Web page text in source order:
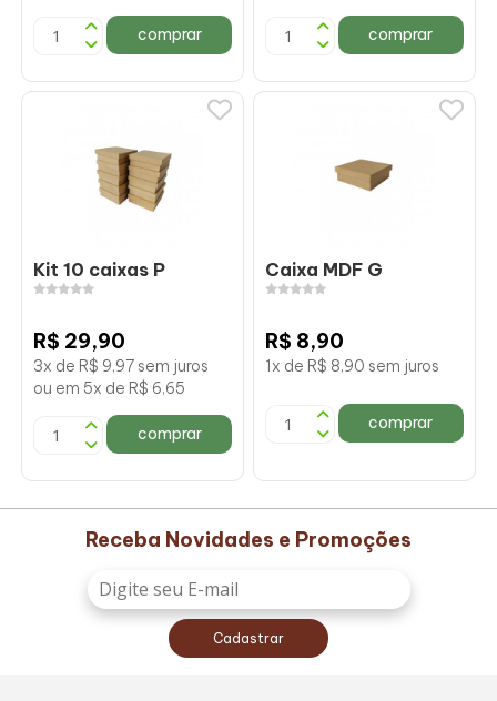
comprar comprar
Kit 10 caixas P
R$ 29,90
3x de R$ 9,97 sem juros
ou em 5x de R$ 6,65
comprar
Caixa MDF G
R$ 8,90
1x de R$ 8,90 sem juros
comprar
Receba Novidades e Promoções
Cadastrar